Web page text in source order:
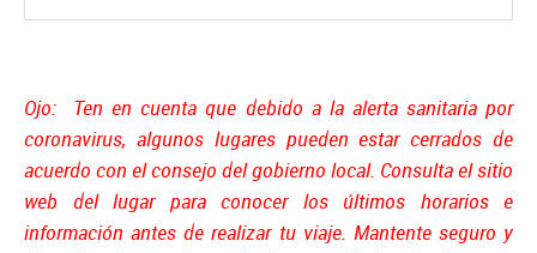
Ojo: Ten en cuenta que debido a la alerta sanitaria por
coronavirus, algunos lugares pueden estar cerrados de
acuerdo con el consejo del gobierno local. Consulta el sitio
web del lugar para conocer los últimos horarios e
información antes de realizar tu viaje. Mantente seguro y